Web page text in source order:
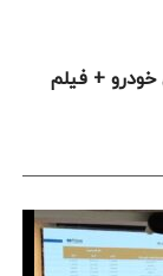
خودرو + فیلم